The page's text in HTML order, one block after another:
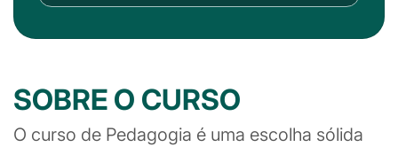
SOBRE O CURSO
O curso de Pedagogia é uma escolha sólida